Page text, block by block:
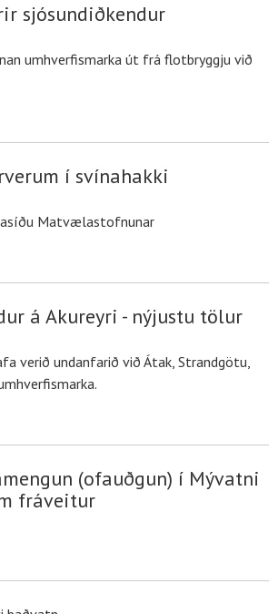
sjósundiðkendur
umhverfismarka út frá flotbryggju við
í svínahakki
Matvælastofnunar
á Akureyri - nýjustu tölur
verið undanfarið við Átak, Strandgötu,
(ofauðgun) í Mývatni
fráveitur